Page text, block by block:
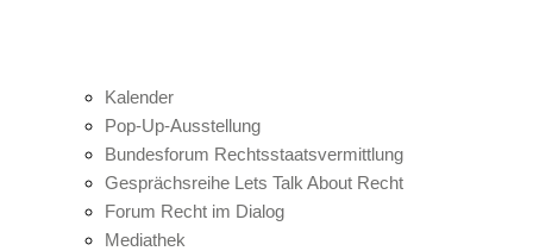
Kalender
Pop-Up-Ausstellung
Bundesforum Rechtsstaatsvermittlung
Gesprächsreihe Lets Talk About Recht
Forum Recht im Dialog
Mediathek